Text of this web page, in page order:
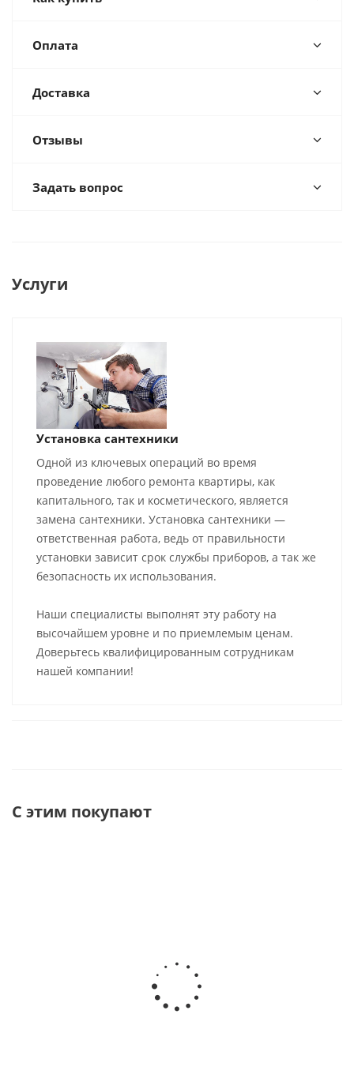
Оплата
Доставка
Отзывы
Задать вопрос
Услуги
Установка сантехники
Одной из ключевых операций во время
проведение любого ремонта квартиры, как
капитального, так и косметического, является
замена сантехники. Установка сантехники —
ответственная работа, ведь от правильности
установки зависит срок службы приборов, а так же
безопасность их использования.
Наши специалисты выполнят эту работу на
высочайшем уровне и по приемлемым ценам.
Доверьтесь квалифицированным сотрудникам
нашей компании!
С этим покупают
Unicorn А120 сифон для умывальника